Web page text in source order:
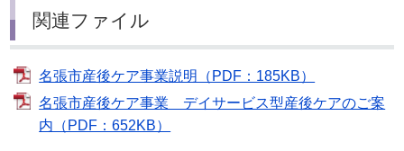
関連ファイル
名張市産後ケア事業説明（PDF：185KB）
名張市産後ケア事業 デイサービス型産後ケアのご案
内（PDF：652KB）